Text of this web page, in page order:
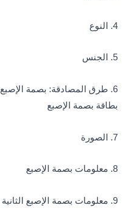
4. النوع
5. الجنس
بطاقة بصمة الإصبع
7. الصورة
8. معلومات بصمة الإصبع
9. معلومات بصمة الإصبع الثانية